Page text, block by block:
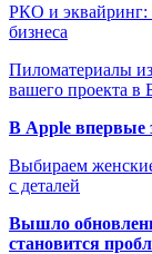
РКО и эквайринг:
бизнеса
Пиломатериалы
вашего проекта в
В Apple впервые
Выбираем
с деталей
Вышло
становится